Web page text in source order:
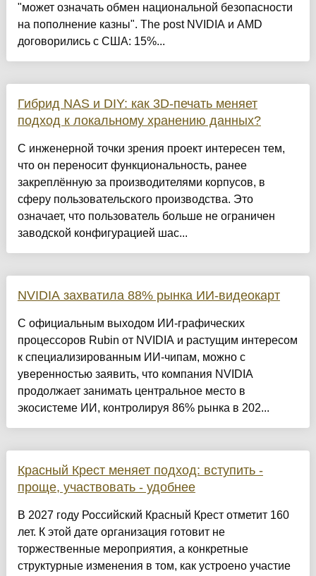
"может означать обмен национальной безопасности
на пополнение казны". The post NVIDIA и AMD
договорились с США: 15%...
Гибрид NAS и DIY: как 3D-печать меняет
подход к локальному хранению данных?
С инженерной точки зрения проект интересен тем,
что он переносит функциональность, ранее
закреплённую за производителями корпусов, в
сферу пользовательского производства. Это
означает, что пользователь больше не ограничен
заводской конфигурацией шас...
NVIDIA захватила 88% рынка ИИ-видеокарт
С официальным выходом ИИ-графических
процессоров Rubin от NVIDIA и растущим интересом
к специализированным ИИ-чипам, можно с
уверенностью заявить, что компания NVIDIA
продолжает занимать центральное место в
экосистеме ИИ, контролируя 86% рынка в 202...
Красный Крест меняет подход: вступить -
проще, участвовать - удобнее
В 2027 году Российский Красный Крест отметит 160
лет. К этой дате организация готовит не
торжественные мероприятия, а конкретные
структурные изменения в том, как устроено участие